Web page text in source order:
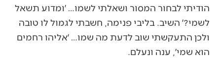
הודיתי לבחור המסור ושאלתי לשמו… ׳ומדוע תשאל
לשמי?׳ השיב. בליבי פנימה, חשבתי לגמול לו טובה
ולכן התעקשתי שוב לדעת מה שמו… ׳אליהו רחמים
הוא שמי׳, ענה ונעלם.